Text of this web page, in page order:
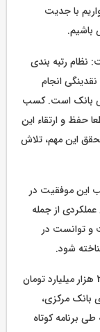
با جدیت
باشیم.
نظام رتبه بندی
انجام
بانک است. کسب
حفظ و ارتقاء این
این مهم، تلاش
این موفقیت در
عملکردی از جمله
و توانست در
شود.
وی همچنین از افزایش سرمایه بانک سینا تا مبلغ 20 هزار میلیارد تومان
بانک مرکزی،
برنامه کوتاه